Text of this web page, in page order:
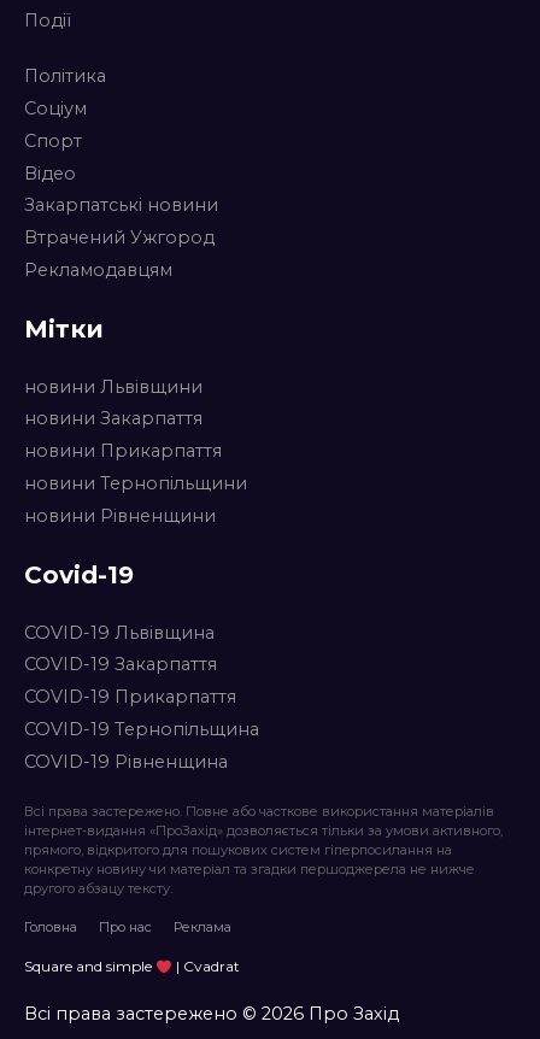
Події
Політика
Соціум
Спорт
Відео
Закарпатські новини
Втрачений Ужгород
Рекламодавцям
Мітки
новини Львівщини
новини Закарпаття
новини Прикарпаття
новини Тернопільщини
новини Рівненщини
Covid-19
COVID-19 Львівщина
COVID-19 Закарпаття
COVID-19 Прикарпаття
COVID-19 Тернопільщина
COVID-19 Рівненщина
Всі права застережено. Повне або часткове використання матеріалів
інтернет-видання «ПроЗахід» дозволяється тільки за умови активного,
прямого, відкритого для пошукових систем гіперпосилання на
конкретну новину чи матеріал та згадки першоджерела не нижче
другого абзацу тексту.
Головна Про нас Реклама
Square and simple | Cvadrat
Всі права застережено © 2026 Про Захід